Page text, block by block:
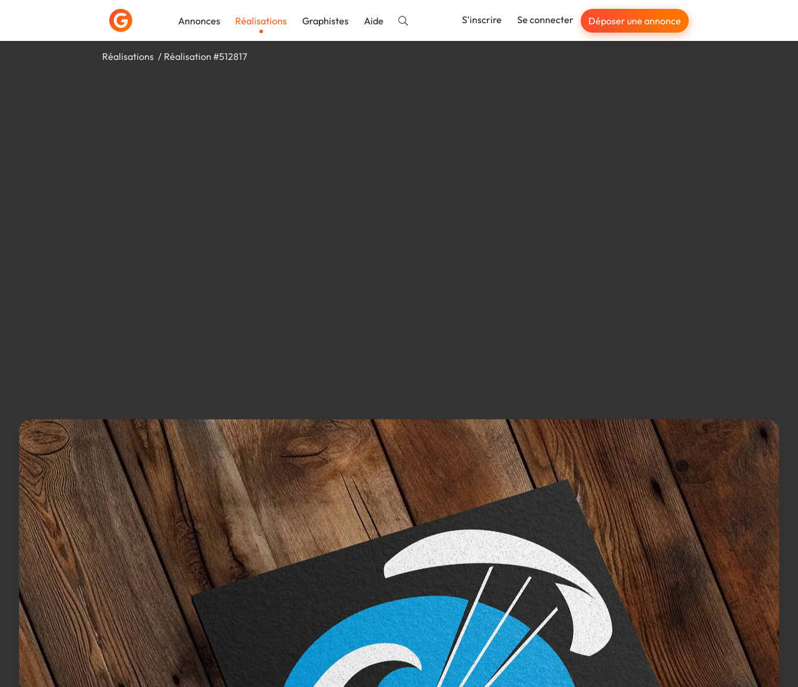
Annonces Réalisations Graphistes Aide S'inscrire Se connecter Déposer une annonce
Réalisations Réalisation #512817